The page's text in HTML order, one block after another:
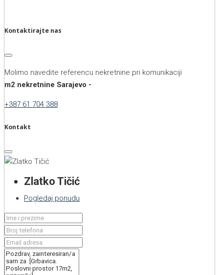
Kontaktirajte nas
Molimo navedite referencu nekretnine pri komunikaciji
m2 nekretnine Sarajevo -
+387 61 704 388
Kontakt
Zlatko Tičić
Pogledaj ponudu